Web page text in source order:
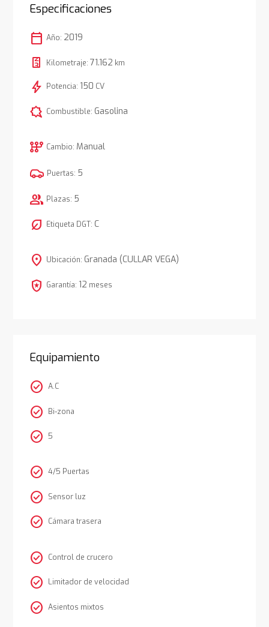
Especificaciones
calendar_today Año: 2019
Kilometraje: 71.162 km
bolt Potencia: 150 CV
comic_bubble Combustible: Gasolina
auto_transmission Cambio: Manual
Puertas: 5
group Plazas: 5
nest_eco_leaf Etiqueta DGT: C
location_on Ubicación: Granada (CULLAR VEGA)
local_police Garantía: 12 meses
Equipamiento
check_circle A.C
check_circle Bi-zona
check_circle 5
check_circle 4/5 Puertas
check_circle Sensor luz
check_circle Cámara trasera
check_circle Control de crucero
check_circle Limitador de velocidad
check_circle Asientos mixtos